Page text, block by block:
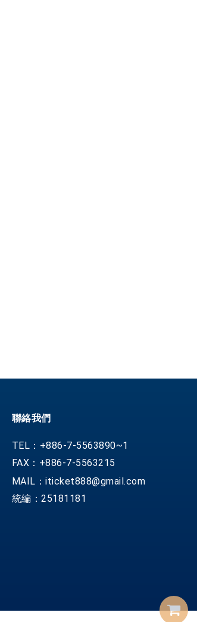
聯絡我們
TEL：+886-7-5563890~1
FAX：+886-7-5563215
MAIL：iticket888@gmail.com
統編：25181181